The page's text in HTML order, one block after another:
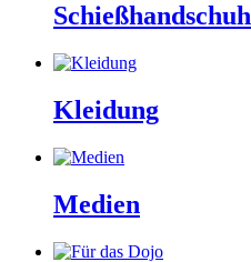
Schießhandschuh
Kleidung
Medien